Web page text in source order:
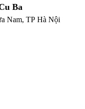
Ba
Nam, TP Hà Nội